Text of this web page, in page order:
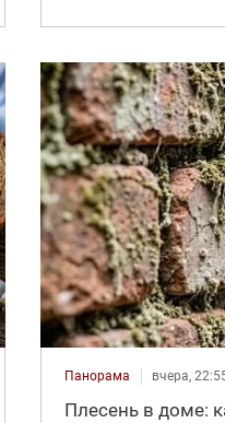
Панорама вчера,
Плесень в доме: